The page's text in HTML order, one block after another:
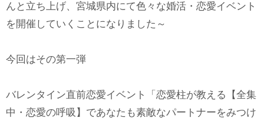
んと立ち上げ、宮城県内にて色々な婚活・恋愛イベント
を開催していくことになりました～
今回はその第一弾
バレンタイン直前恋愛イベント「恋愛柱が教える【全集
中・恋愛の呼吸】であなたも素敵なパートナーをみつけ